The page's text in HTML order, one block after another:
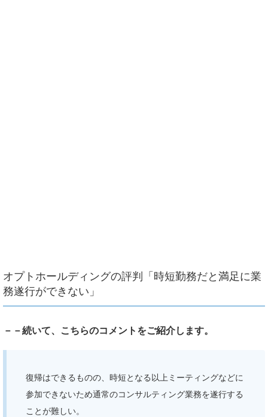
オプトホールディングの評判「時短勤務だと満足に業
務遂行ができない」
－－続いて、こちらのコメントをご紹介します。
復帰はできるものの、時短となる以上ミーティングなどに
参加できないため通常のコンサルティング業務を遂行する
ことが難しい。